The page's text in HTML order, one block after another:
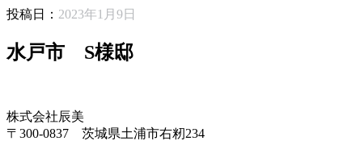
投稿日： 2023年1月9日
水戸市 S様邸
株式会社辰美
〒300-0837 茨城県土浦市右籾234